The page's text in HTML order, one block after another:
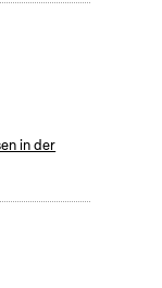
in der